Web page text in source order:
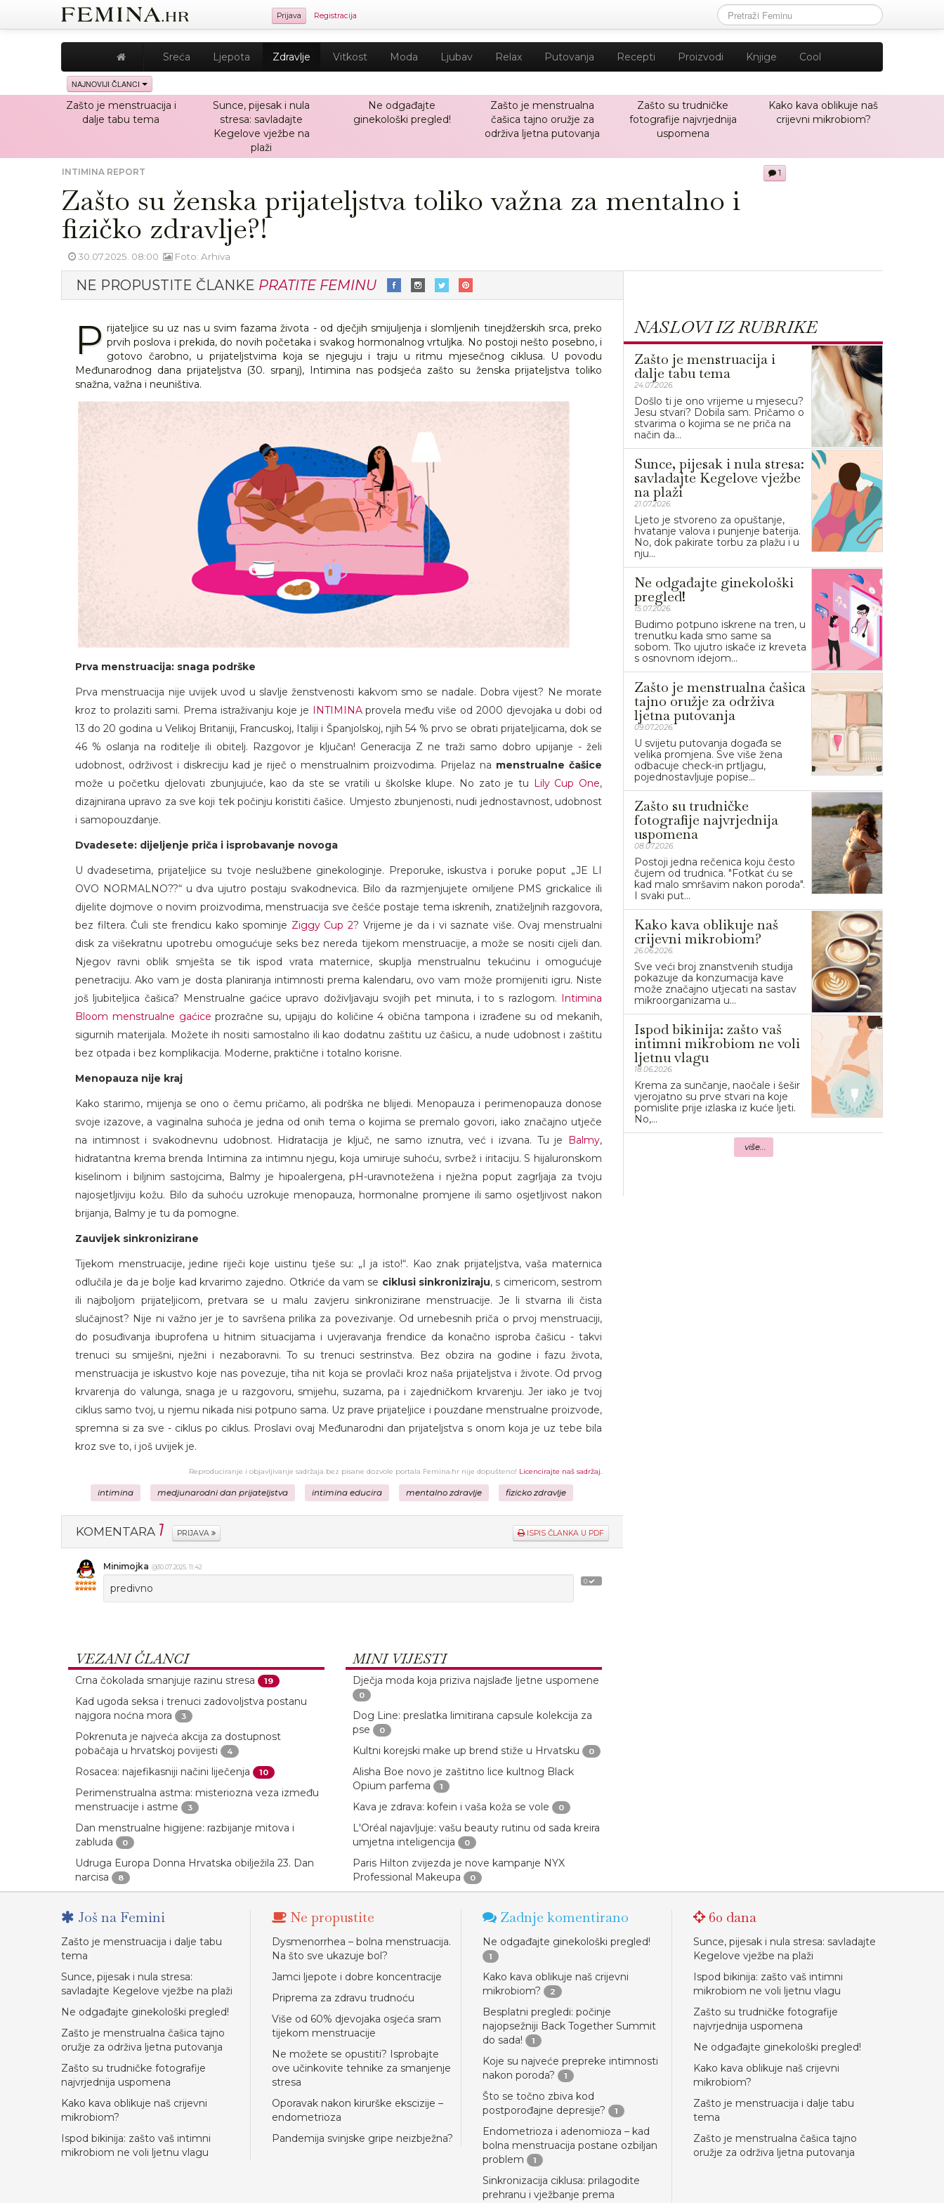
Prijava Registracija
Sreća Ljepota Zdravlje Vitkost Moda Ljubav Relax Putovanja Recepti Proizvodi Knjige Cool
NAJNOVIJI ČLANCI
Zašto je menstruacija i
dalje tabu tema
Sunce, pijesak i nula
stresa: savladajte
Kegelove vježbe na
plaži
Ne odgađajte
ginekološki pregled!
Zašto je menstrualna
čašica tajno oružje za
održiva ljetna putovanja
Zašto su trudničke
fotografije najvrjednija
uspomena
Kako kava oblikuje naš
crijevni mikrobiom?
INTIMINA REPORT
Zašto su ženska prijateljstva toliko važna za mentalno i
fizičko zdravlje?!
1
30.07.2025. 08:00 Foto: Arhiva
NE PROPUSTITE ČLANKE PRATITE FEMINU
P rijateljice su uz nas u svim fazama života - od dječjih smijuljenja i slomljenih tinejdžerskih srca, preko
prvih poslova i prekida, do novih početaka i svakog hormonalnog vrtuljka. No postoji nešto posebno, i
gotovo čarobno, u prijateljstvima koja se njeguju i traju u ritmu mjesečnog ciklusa. U povodu
Međunarodnog dana prijateljstva (30. srpanj), Intimina nas podsjeća zašto su ženska prijateljstva toliko
snažna, važna i neuništiva.
Prva menstruacija: snaga podrške
Prva menstruacija nije uvijek uvod u slavlje ženstvenosti kakvom smo se nadale. Dobra vijest? Ne morate
kroz to prolaziti sami. Prema istraživanju koje je INTIMINAprovela među više od 2000 djevojaka u dobi od
13 do 20 godina u Velikoj Britaniji, Francuskoj, Italiji i Španjolskoj, njih 54 % prvo se obrati prijateljicama, dok se
46 % oslanja na roditelje ili obitelj. Razgovor je ključan! Generacija Z ne traži samo dobro upijanje - želi
udobnost, održivost i diskreciju kad je riječ o menstrualnim proizvodima. Prijelaz na menstrualne čašice
može u početku djelovati zbunjujuće, kao da ste se vratili u školske klupe. No zato je tu Lily Cup One,
dizajnirana upravo za sve koji tek počinju koristiti čašice. Umjesto zbunjenosti, nudi jednostavnost, udobnost
i samopouzdanje.
Dvadesete: dijeljenje priča i isprobavanje novoga
U dvadesetima, prijateljice su tvoje neslužbene ginekologinje. Preporuke, iskustva i poruke poput „JE LI
OVO NORMALNO??“ u dva ujutro postaju svakodnevica. Bilo da razmjenjujete omiljene PMS grickalice ili
dijelite dojmove o novim proizvodima, menstruacija sve češće postaje tema iskrenih, znatiželjnih razgovora,
bez filtera. Čuli ste frendicu kako spominje Ziggy Cup 2? Vrijeme je da i vi saznate više. Ovaj menstrualni
disk za višekratnu upotrebu omogućuje seks bez nereda tijekom menstruacije, a može se nositi cijeli dan.
Njegov ravni oblik smješta se tik ispod vrata maternice, skuplja menstrualnu tekućinu i omogućuje
penetraciju. Ako vam je dosta planiranja intimnosti prema kalendaru, ovo vam može promijeniti igru. Niste
još ljubiteljica čašica? Menstrualne gaćice upravo doživljavaju svojih pet minuta, i to s razlogom. Intimina
Bloom menstrualne gaćice prozračne su, upijaju do količine 4 obična tampona i izrađene su od mekanih,
sigurnih materijala. Možete ih nositi samostalno ili kao dodatnu zaštitu uz čašicu, a nude udobnost i zaštitu
bez otpada i bez komplikacija. Moderne, praktične i totalno korisne.
Menopauza nije kraj
Kako starimo, mijenja se ono o čemu pričamo, ali podrška ne blijedi. Menopauza i perimenopauza donose
svoje izazove, a vaginalna suhoća je jedna od onih tema o kojima se premalo govori, iako značajno utječe
na intimnost i svakodnevnu udobnost. Hidratacija je ključ, ne samo iznutra, već i izvana. Tu je Balmy,
hidratantna krema brenda Intimina za intimnu njegu, koja umiruje suhoću, svrbež i iritaciju. S hijaluronskom
kiselinom i biljnim sastojcima, Balmy je hipoalergena, pH-uravnotežena i nježna poput zagrljaja za tvoju
najosjetljiviju kožu. Bilo da suhoću uzrokuje menopauza, hormonalne promjene ili samo osjetljivost nakon
brijanja, Balmy je tu da pomogne.
Zauvijek sinkronizirane
Tijekom menstruacije, jedine riječi koje uistinu tješe su: „I ja isto!“. Kao znak prijateljstva, vaša maternica
odlučila je da je bolje kad krvarimo zajedno. Otkriće da vam se ciklusi sinkroniziraju, s cimericom, sestrom
ili najboljom prijateljicom, pretvara se u malu zavjeru sinkronizirane menstruacije. Je li stvarna ili čista
slučajnost? Nije ni važno jer je to savršena prilika za povezivanje. Od urnebesnih priča o prvoj menstruaciji,
do posuđivanja ibuprofena u hitnim situacijama i uvjeravanja frendice da konačno isproba čašicu - takvi
trenuci su smiješni, nježni i nezaboravni. To su trenuci sestrinstva. Bez obzira na godine i fazu života,
menstruacija je iskustvo koje nas povezuje, tiha nit koja se provlači kroz naša prijateljstva i živote. Od prvog
krvarenja do valunga, snaga je u razgovoru, smijehu, suzama, pa i zajedničkom krvarenju. Jer iako je tvoj
ciklus samo tvoj, u njemu nikada nisi potpuno sama. Uz prave prijateljice i pouzdane menstrualne proizvode,
spremna si za sve - ciklus po ciklus. Proslavi ovaj Međunarodni dan prijateljstva s onom koja je uz tebe bila
kroz sve to, i još uvijek je.
Reproduciranje i objavljivanje sadržaja bez pisane dozvole portala Femina.hr nije dopušteno! Licencirajte naš sadržaj.
intimina medjunarodni dan prijateljstva intimina educira mentalno zdravlje fizicko zdravlje
KOMENTARA 1 PRIJAVA ISPIS ČLANKA U PDF
0
Minimojka @30.07.2025. 11:42
predivno
VEZANI ČLANCI
Crna čokolada smanjuje razinu stresa 19
Kad ugoda seksa i trenuci zadovoljstva postanu
najgora noćna mora
3
Pokrenuta je najveća akcija za dostupnost
pobačaja u hrvatskoj povijesti
4
Rosacea: najefikasniji načini liječenja 10
Perimenstrualna astma: misteriozna veza između
menstruacije i astme
3
Dan menstrualne higijene: razbijanje mitova i
zabluda
0
Udruga Europa Donna Hrvatska obilježila 23. Dan
narcisa
8
MINI VIJESTI
Dječja moda koja priziva najslađe ljetne uspomene
0
Dog Line: preslatka limitirana capsule kolekcija za
pse
0
Kultni korejski make up brend stiže u Hrvatsku 0
Alisha Boe novo je zaštitno lice kultnog Black
Opium parfema
1
Kava je zdrava: kofein i vaša koža se vole 0
L'Oréal najavljuje: vašu beauty rutinu od sada kreira
umjetna inteligencija
0
Paris Hilton zvijezda je nove kampanje NYX
Professional Makeupa
0
NASLOVI IZ RUBRIKE
Zašto je menstruacija i
dalje tabu tema
24.07.2026.
Došlo ti je ono vrijeme u mjesecu?
Jesu stvari? Dobila sam. Pričamo o
stvarima o kojima se ne priča na
način da...
Sunce, pijesak i nula stresa:
savladajte Kegelove vježbe
na plaži
21.07.2026.
Ljeto je stvoreno za opuštanje,
hvatanje valova i punjenje baterija.
No, dok pakirate torbu za plažu i u
nju...
Ne odgađajte ginekološki
pregled!
15.07.2026.
Budimo potpuno iskrene na tren, u
trenutku kada smo same sa
sobom. Tko ujutro iskače iz kreveta
s osnovnom idejom...
Zašto je menstrualna čašica
tajno oružje za održiva
ljetna putovanja
09.07.2026.
U svijetu putovanja događa se
velika promjena. Sve više žena
odbacuje check-in prtljagu,
pojednostavljuje popise...
Zašto su trudničke
fotografije najvrjednija
uspomena
08.07.2026.
Postoji jedna rečenica koju često
čujem od trudnica. "Fotkat ću se
kad malo smršavim nakon poroda".
I svaki put...
Kako kava oblikuje naš
crijevni mikrobiom?
26.06.2026.
Sve veći broj znanstvenih studija
pokazuje da konzumacija kave
može značajno utjecati na sastav
mikroorganizama u...
Ispod bikinija: zašto vaš
intimni mikrobiom ne voli
ljetnu vlagu
18.06.2026.
Krema za sunčanje, naočale i šešir
vjerojatno su prve stvari na koje
pomislite prije izlaska iz kuće ljeti.
No,...
više...
Još na Femini
Zašto je menstruacija i dalje tabu
tema
Sunce, pijesak i nula stresa:
savladajte Kegelove vježbe na plaži
Ne odgađajte ginekološki pregled!
Zašto je menstrualna čašica tajno
oružje za održiva ljetna putovanja
Zašto su trudničke fotografije
najvrjednija uspomena
Kako kava oblikuje naš crijevni
mikrobiom?
Ispod bikinija: zašto vaš intimni
mikrobiom ne voli ljetnu vlagu
Ne propustite
Dysmenorrhea – bolna menstruacija.
Na što sve ukazuje bol?
Jamci ljepote i dobre koncentracije
Priprema za zdravu trudnoću
Više od 60% djevojaka osjeća sram
tijekom menstruacije
Ne možete se opustiti? Isprobajte
ove učinkovite tehnike za smanjenje
stresa
Oporavak nakon kirurške ekscizije –
endometrioza
Pandemija svinjske gripe neizbježna?
Zadnje komentirano
Ne odgađajte ginekološki pregled!
1
Kako kava oblikuje naš crijevni
mikrobiom?
2
Besplatni pregledi: počinje
najopsežniji Back Together Summit
do sada!
1
Koje su najveće prepreke intimnosti
nakon poroda?
1
Što se točno zbiva kod
postporođajne depresije?
1
Endometrioza i adenomioza – kad
bolna menstruacija postane ozbiljan
problem
1
Sinkronizacija ciklusa: prilagodite
prehranu i vježbanje prema
60 dana
Sunce, pijesak i nula stresa: savladajte
Kegelove vježbe na plaži
Ispod bikinija: zašto vaš intimni
mikrobiom ne voli ljetnu vlagu
Zašto su trudničke fotografije
najvrjednija uspomena
Ne odgađajte ginekološki pregled!
Kako kava oblikuje naš crijevni
mikrobiom?
Zašto je menstruacija i dalje tabu
tema
Zašto je menstrualna čašica tajno
oružje za održiva ljetna putovanja